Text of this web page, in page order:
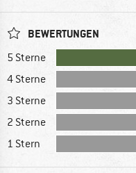
BEWERTUNGEN
5 Sterne
4 Sterne
3 Sterne
2 Sterne
1 Stern